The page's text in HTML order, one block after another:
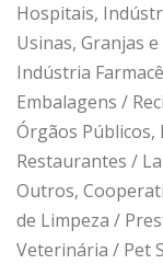
Hospitais,
Usinas, Granjas
Indústria
Embalagens /
Órgãos Públicos,
Restaurantes /
Outros,
de Limpeza /
Veterinária / Pet